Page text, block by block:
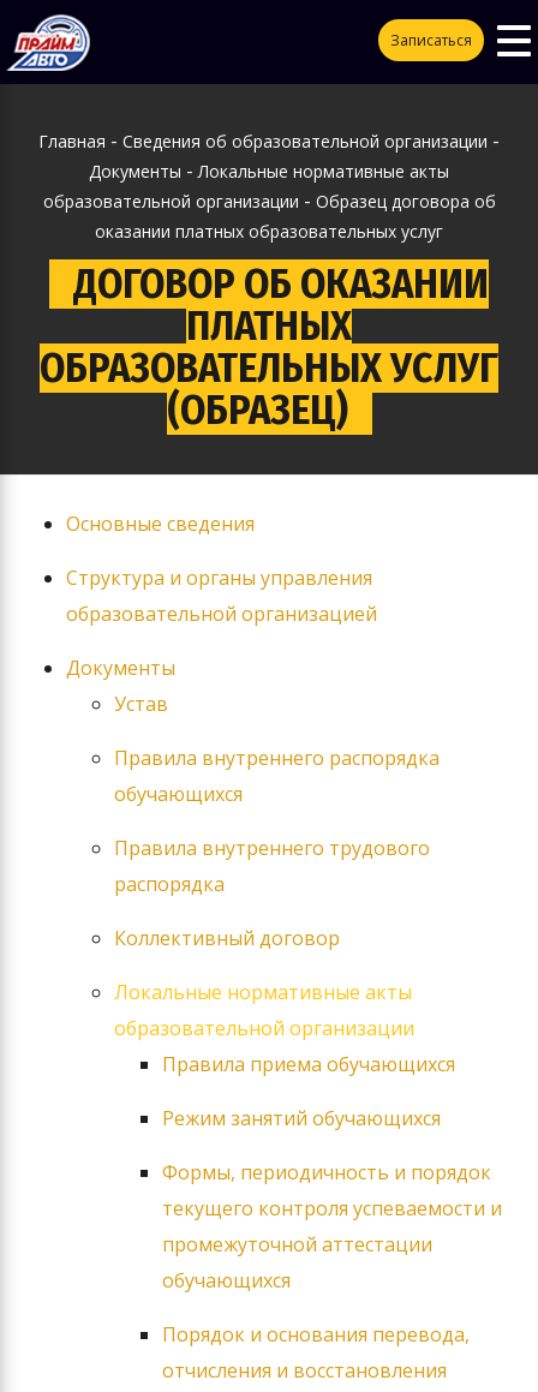
Записаться
Главная - Сведения об образовательной организации -
Документы -Локальные нормативные акты
образовательной организации - Образец договора об
оказании платных образовательных услуг
ДОГОВОР ОБ ОКАЗАНИИ
ПЛАТНЫХ
ОБРАЗОВАТЕЛЬНЫХ УСЛУГ
(ОБРАЗЕЦ)
Основные сведения
Структура и органы управления
образовательной организацией
Документы
Устав
Правила внутреннего распорядка
обучающихся
Правила внутреннего трудового
распорядка
Коллективный договор
Локальные нормативные акты
образовательной организации
Правила приема обучающихся
Режим занятий обучающихся
Формы, периодичность и порядок
текущего контроля успеваемости и
промежуточной аттестации
обучающихся
Порядок и основания перевода,
отчисления и восстановления